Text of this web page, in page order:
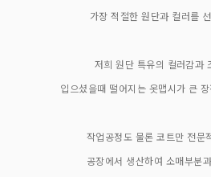
가장 적절한 원단과 컬러를
저희 원단 특유의 컬러감과
입으셨을때 떨어지는 옷맵시가 큰
작업공정도 물론 코트만 전문
공장에서 생산하여 소매부분